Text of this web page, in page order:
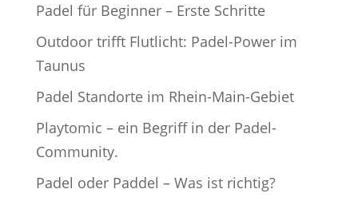
Padel für Beginner – Erste Schritte
Outdoor trifft Flutlicht: Padel-Power im
Taunus
Padel Standorte im Rhein-Main-Gebiet
Playtomic – ein Begriff in der Padel-
Community.
Padel oder Paddel – Was ist richtig?